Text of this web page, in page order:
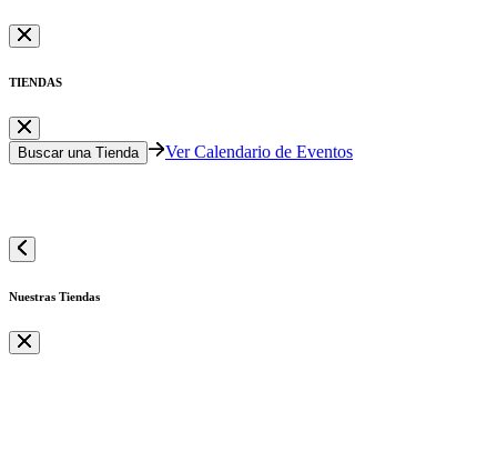
TIENDAS
Buscar una Tienda Ver Calendario de Eventos
Nuestras Tiendas